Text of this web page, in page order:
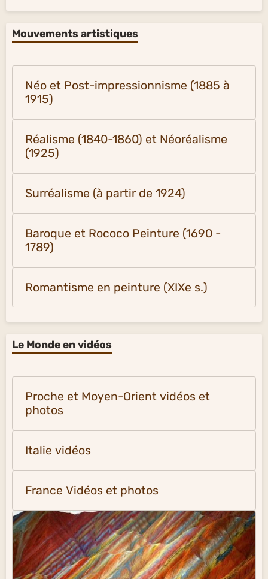
Mouvements artistiques
Néo et Post-impressionnisme (1885 à
1915)
Réalisme (1840-1860) et Néoréalisme
(1925)
Surréalisme (à partir de 1924)
Baroque et Rococo Peinture (1690 -
1789)
Romantisme en peinture (XIXe s.)
Le Monde en vidéos
Proche et Moyen-Orient vidéos et
photos
Italie vidéos
France Vidéos et photos